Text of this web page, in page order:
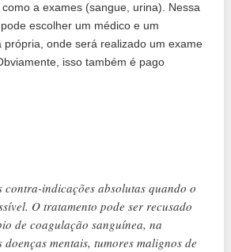
a exames (sangue, urina). Nessa
escolher um médico e um
própria, onde será realizado um exame
isso também é pago
contra-indicações absolutas quando o
O tratamento pode ser recusado
de coagulação sanguínea, na
doenças mentais, tumores malignos de